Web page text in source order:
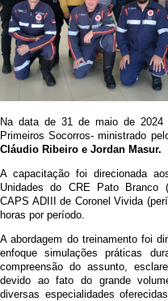
Na data de 31 de maio de 2024
Primeiros Socorros- ministrado
Cláudio Ribeiro e Jordan Masur.
A capacitação foi direcionada
Unidades do CRE Pato Branco
CAPS ADIII de Coronel Vivida
horas por período.
A abordagem do treinamento foi
enfoque simulações práticas
compreensão do assunto,
devido ao fato do grande
diversas especialidades